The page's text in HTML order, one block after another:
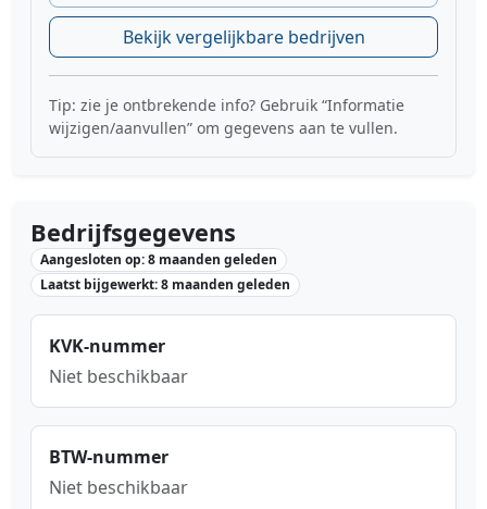
Bekijk vergelijkbare bedrijven
Tip: zie je ontbrekende info? Gebruik “Informatie
wijzigen/aanvullen” om gegevens aan te vullen.
Bedrijfsgegevens
Aangesloten op: 8 maanden geleden
Laatst bijgewerkt: 8 maanden geleden
KVK-nummer
Niet beschikbaar
BTW-nummer
Niet beschikbaar